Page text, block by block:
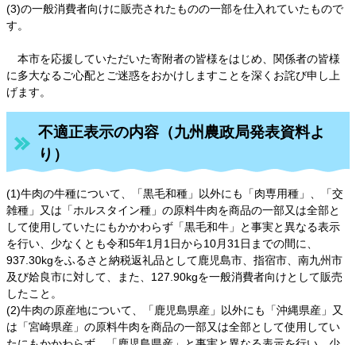
(3)の一般消費者向けに販売されたものの一部を仕入れていたもので
す。
本市を応援していただいた寄附者の皆様をはじめ、関係者の皆様
に多大なるご心配とご迷惑をおかけしますことを深くお詫び申し上
げます。
不適正表示の内容（九州農政局発表資料よ
り）
(1)牛肉の牛種について、「黒毛和種」以外にも「肉専用種」、「交
雑種」又は「ホルスタイン種」の原料牛肉を商品の一部又は全部と
して使用していたにもかかわらず「黒毛和牛」と事実と異なる表示
を行い、少なくとも令和5年1月1日から10月31日までの間に、
937.30kgをふるさと納税返礼品として鹿児島市、指宿市、南九州市
及び姶良市に対して、また、127.90kgを一般消費者向けとして販売
したこと。
(2)牛肉の原産地について、「鹿児島県産」以外にも「沖縄県産」又
は「宮崎県産」の原料牛肉を商品の一部又は全部として使用してい